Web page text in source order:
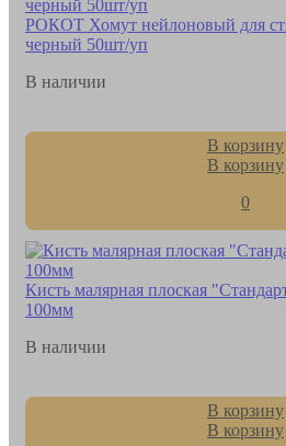
РОКОТ Хомут нейлоновый для
черный 50шт/уп
В наличии
В корзину
В корзину
0
Кисть малярная плоская
100мм
В наличии
В корзину
В корзину